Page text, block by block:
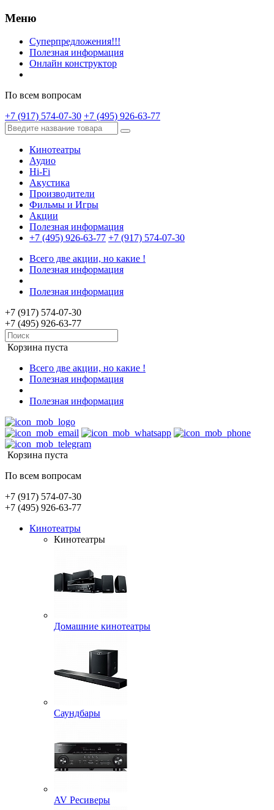
Меню
Суперпредложения!!!
Полезная информация
Онлайн конструктор
По всем вопросам
+7 (917) 574-07-30 +7 (495) 926-63-77
Кинотеатры
Аудио
Hi-Fi
Акустика
Производители
Фильмы и Игры
Акции
Полезная информация
+7 (495) 926-63-77 +7 (917) 574-07-30
Всего две акции, но какие !
Полезная информация
Полезная информация
+7 (917) 574-07-30
+7 (495) 926-63-77
Корзина пуста
Всего две акции, но какие !
Полезная информация
Полезная информация
Корзина пуста
По всем вопросам
+7 (917) 574-07-30
+7 (495) 926-63-77
Кинотеатры
Кинотеатры
Домашние кинотеатры
Саундбары
AV Ресиверы